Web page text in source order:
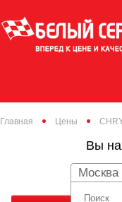
Главная Цены
Вы
Москва